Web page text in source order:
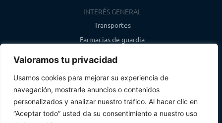
Valoramos tu privacidad
Usamos cookies para mejorar su experiencia de
navegación, mostrarle anuncios o contenidos
personalizados y analizar nuestro tráfico. Al hacer clic en
“Aceptar todo” usted da su consentimiento a nuestro uso
INTERÉS GENERAL
Transportes
Farmacias de guardia
CONTACTO
info@infosegovia.com